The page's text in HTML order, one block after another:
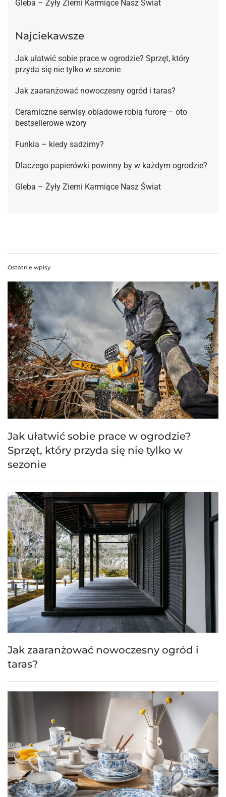
Gleba – Żyły Ziemi Karmiące Nasz Świat
Najciekawsze
Jak ułatwić sobie prace w ogrodzie? Sprzęt, który
przyda się nie tylko w sezonie
Jak zaaranżować nowoczesny ogród i taras?
Ceramiczne serwisy obiadowe robią furorę – oto
bestsellerowe wzory
Funkia – kiedy sadzimy?
Dlaczego papierówki powinny by w każdym ogrodzie?
Gleba – Żyły Ziemi Karmiące Nasz Świat
Ostatnie wpisy
Jak ułatwić sobie prace w ogrodzie?
Sprzęt, który przyda się nie tylko w
sezonie
Jak zaaranżować nowoczesny ogród i
taras?